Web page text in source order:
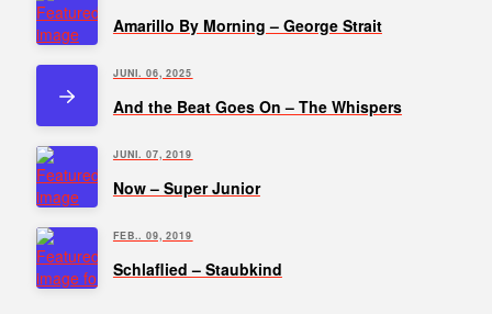
Amarillo By Morning – George Strait
JUNI. 06, 2025
And the Beat Goes On – The Whispers
JUNI. 07, 2019
Now – Super Junior
FEB.. 09, 2019
Schlaflied – Staubkind